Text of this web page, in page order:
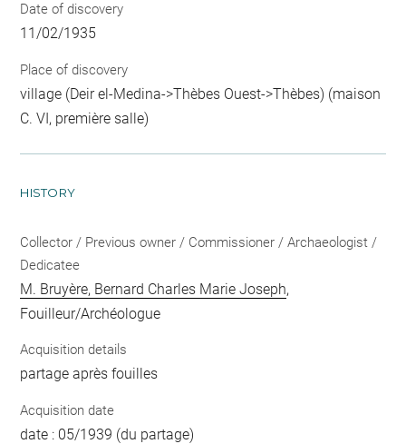
Date of discovery
11/02/1935
Place of discovery
village (Deir el-Medina->Thèbes Ouest->Thèbes) (maison
C. VI, première salle)
HISTORY
Collector / Previous owner / Commissioner / Archaeologist /
Dedicatee
M. Bruyère, Bernard Charles Marie Joseph,
Fouilleur/Archéologue
Acquisition details
partage après fouilles
Acquisition date
date : 05/1939 (du partage)